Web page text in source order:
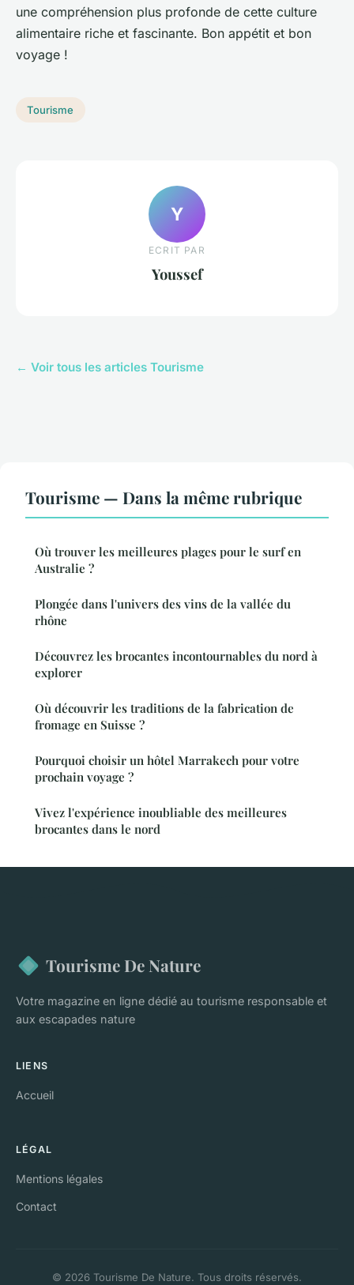
une compréhension plus profonde de cette culture
alimentaire riche et fascinante. Bon appétit et bon
voyage !
Tourisme
Y
ECRIT PAR
Youssef
← Voir tous les articles Tourisme
Tourisme — Dans la même rubrique
Où trouver les meilleures plages pour le surf en
Australie ?
Plongée dans l'univers des vins de la vallée du
rhône
Découvrez les brocantes incontournables du nord à
explorer
Où découvrir les traditions de la fabrication de
fromage en Suisse ?
Pourquoi choisir un hôtel Marrakech pour votre
prochain voyage ?
Vivez l'expérience inoubliable des meilleures
brocantes dans le nord
Tourisme De Nature
Votre magazine en ligne dédié au tourisme responsable et
aux escapades nature
LIENS
Accueil
LÉGAL
Mentions légales
Contact
© 2026 Tourisme De Nature. Tous droits réservés.